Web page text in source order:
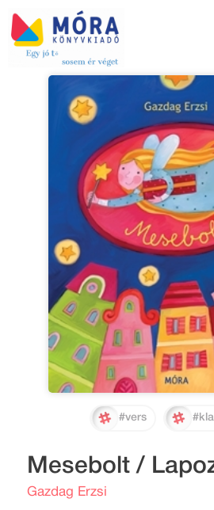
#vers
Mesebolt /
Gazdag Erzsi